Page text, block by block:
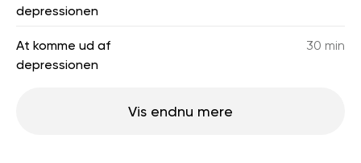
depressionen
At komme ud af
depressionen
30 min
Vis endnu mere